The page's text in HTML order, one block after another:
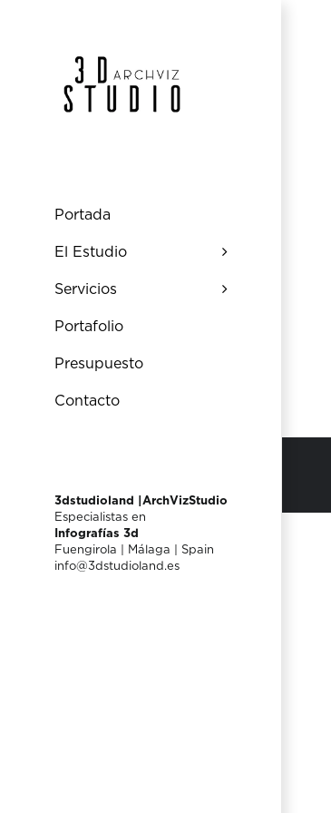
Portada
El Estudio
Servicios
Portafolio
Presupuesto
Contacto
3dstudioland |ArchVizStudio
Especialistas en
Infografías 3d
Fuengirola | Málaga | Spain
info@3dstudioland.es